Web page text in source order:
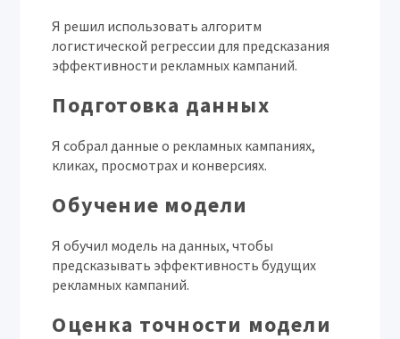
Я решил использовать алгоритм
логистической регрессии для предсказания
эффективности рекламных кампаний.
Подготовка данных
Я собрал данные о рекламных кампаниях,
кликах, просмотрах и конверсиях.
Обучение модели
Я обучил модель на данных, чтобы
предсказывать эффективность будущих
рекламных кампаний.
Оценка точности модели